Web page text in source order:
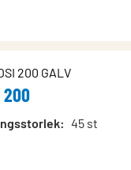
200 GALV
200
: 45 st